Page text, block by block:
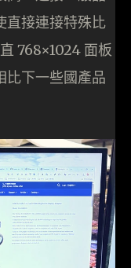
直接連接特殊比
768×1024 面板
比下一些國產品